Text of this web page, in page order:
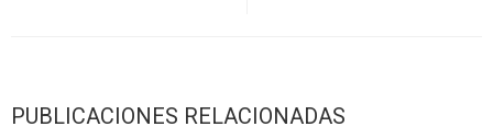
PUBLICACIONES RELACIONADAS